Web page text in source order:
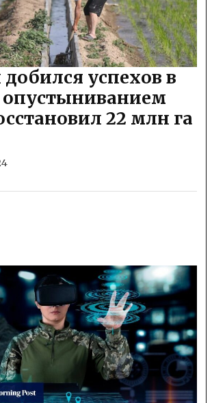
успехов в
опустыниванием
22 млн га